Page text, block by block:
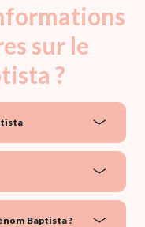
sur le
?
Baptista ?